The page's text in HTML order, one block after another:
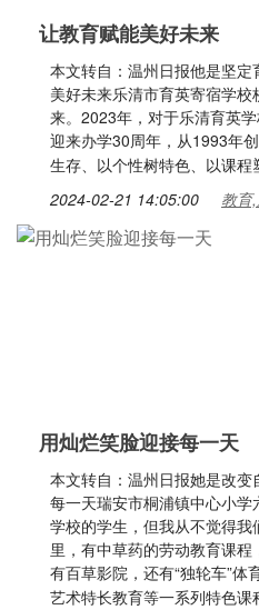
让教育赋能美好未来
本文转自：温州日报他是坚
美好未来乐清市育英寄宿学校
来。2023年，对于乐清育英
迎来办学30周年，从1993年
生存、以个性树特色、以课程
2024-02-21 14:05:00 教育
用灿烂笑脸迎接每一天
本文转自：温州日报她是改
每一天瑞安市桐浦镇中心小
学校的学生，但我从不觉得
里，有中草药的劳动教育课程
有百草影院，还有“独轮车”
艺术特长教育等一系列特色课